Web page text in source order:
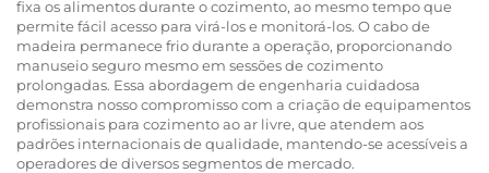
fixa os alimentos durante o cozimento, ao mesmo tempo que
permite fácil acesso para virá-los e monitorá-los. O cabo de
madeira permanece frio durante a operação, proporcionando
manuseio seguro mesmo em sessões de cozimento
prolongadas. Essa abordagem de engenharia cuidadosa
demonstra nosso compromisso com a criação de equipamentos
profissionais para cozimento ao ar livre, que atendem aos
padrões internacionais de qualidade, mantendo-se acessíveis a
operadores de diversos segmentos de mercado.